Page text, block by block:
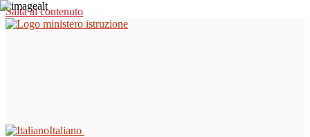
Salta al contenuto
Italiano